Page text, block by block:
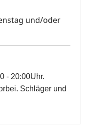
und/oder
- 20:00Uhr.
Schläger und